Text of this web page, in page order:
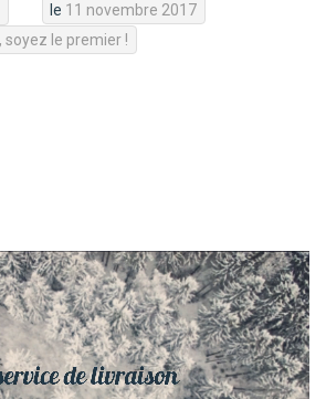
le 11 novembre 2017
le premier !